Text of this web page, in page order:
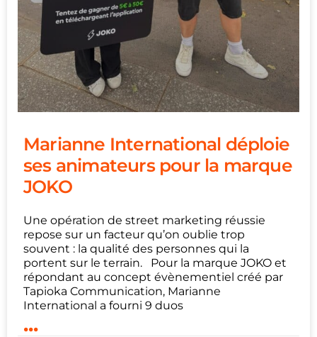
Marianne International déploie
ses animateurs pour la marque
JOKO
Une opération de street marketing réussie
repose sur un facteur qu’on oublie trop
souvent : la qualité des personnes qui la
portent sur le terrain. Pour la marque JOKO et
répondant au concept évènementiel créé par
Tapioka Communication, Marianne
International a fourni 9 duos
...